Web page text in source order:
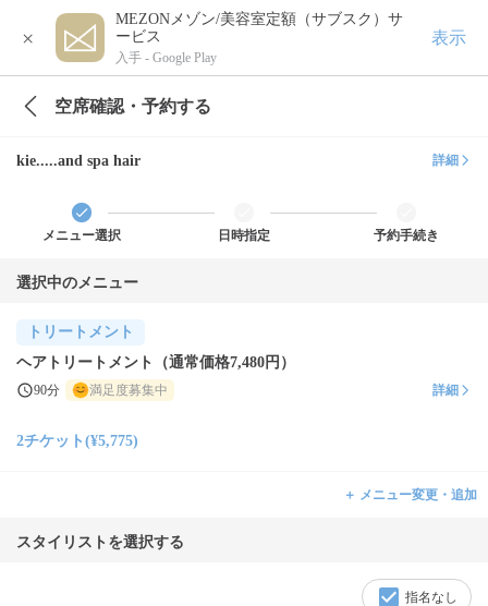
×
MEZONメゾン/美容室定額（サブスク）サ
ービス
入手 - Google Play
表示
空席確認・予約する
kie.....and spa hair 詳細
メニュー選択 日時指定 予約手続き
選択中のメニュー
トリートメント
ヘアトリートメント（通常価格7,480円）
90分 満足度募集中 詳細
2チケット(¥5,775)
＋ メニュー変更・追加
スタイリストを選択する
指名なし